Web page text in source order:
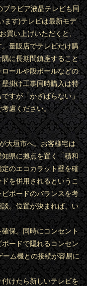
ラビア液晶テレビも同
ます)テレビは最新モデ
買い上げいただくと、
量販店でテレビだけ購
に長期間鎮座すること
ールや段ボールなどの
掛け工事同時購入は特
すが「かざばらない」
慮ください。
大垣市へ。お客様宅は
県に拠点を置く「積和
のエコカラット壁を確
を併用されるというこ
ボードのバランスを考
。位置が決まれば、い
保。同時にコンセント
ードで隠れるコンセン
ーム機との接続が容易に
けたら新しいテレビを